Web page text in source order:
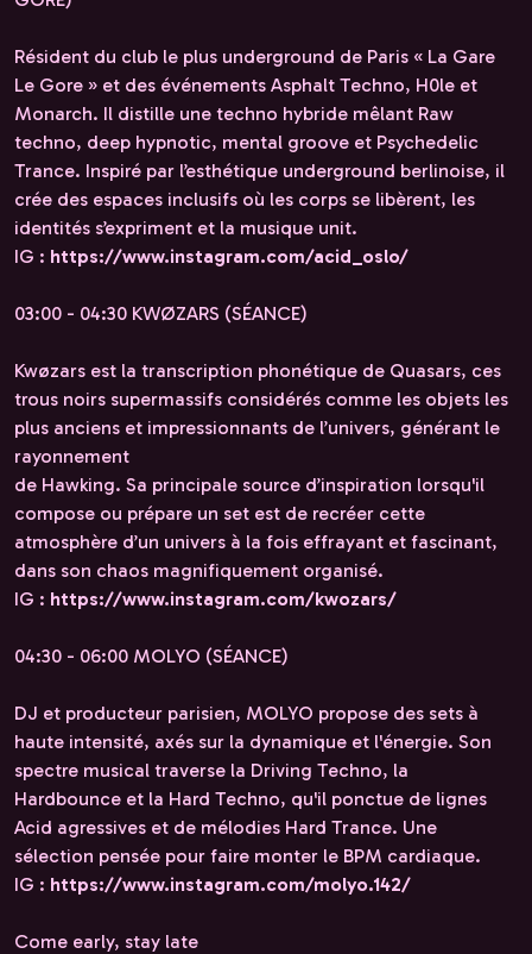
Résident du club le plus underground de Paris « La Gare
Le Gore » et des événements Asphalt Techno, H0le et
Monarch. Il distille une techno hybride mêlant Raw
techno, deep hypnotic, mental groove et Psychedelic
Trance. Inspiré par l’esthétique underground berlinoise, il
crée des espaces inclusifs où les corps se libèrent, les
identités s’expriment et la musique unit.
IG : https://www.instagram.com/acid_oslo/
03:00 - 04:30 KWØZARS (SÉANCE)
Kwøzars est la transcription phonétique de Quasars, ces
trous noirs supermassifs considérés comme les objets les
plus anciens et impressionnants de l’univers, générant le
rayonnement
de Hawking. Sa principale source d’inspiration lorsqu'il
compose ou prépare un set est de recréer cette
atmosphère d’un univers à la fois effrayant et fascinant,
dans son chaos magnifiquement organisé.
IG : https://www.instagram.com/kwozars/
04:30 - 06:00 MOLYO (SÉANCE)
DJ et producteur parisien, MOLYO propose des sets à
haute intensité, axés sur la dynamique et l'énergie. Son
spectre musical traverse la Driving Techno, la
Hardbounce et la Hard Techno, qu'il ponctue de lignes
Acid agressives et de mélodies Hard Trance. Une
sélection pensée pour faire monter le BPM cardiaque.
IG : https://www.instagram.com/molyo.142/
Come early, stay late